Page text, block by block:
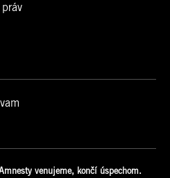
venujeme, končí úspechom.